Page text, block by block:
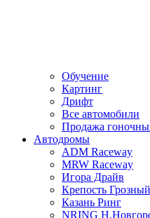
Обучение
Картинг
Дрифт
Все автомобили
Продажа
Автодромы
ADM Raceway
MRW Raceway
Игора Драйв
Крепость Грозный
Казань Ринг
NRING